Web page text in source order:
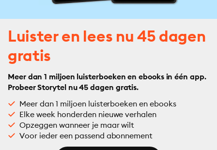
Luister en lees nu 45 dagen
gratis
Meer dan 1 miljoen luisterboeken en ebooks in één app.
Probeer Storytel nu 45 dagen gratis.
Meer dan 1 miljoen luisterboeken en ebooks
Elke week honderden nieuwe verhalen
Opzeggen wanneer je maar wilt
Voor ieder een passend abonnement